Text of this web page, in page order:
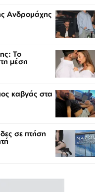
Ανδρομάχης
Το
μέση
καβγάς στα
σε πτήση